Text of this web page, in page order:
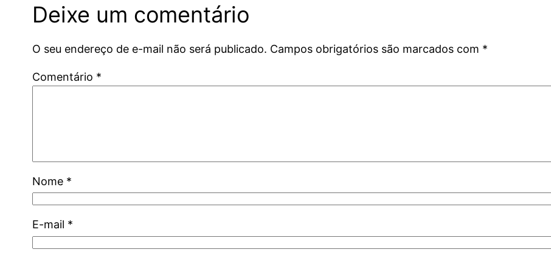
Deixe um comentário
O seu endereço de e-mail não será publicado. Campos obrigatórios são marcados com *
Comentário *
Nome *
E-mail *